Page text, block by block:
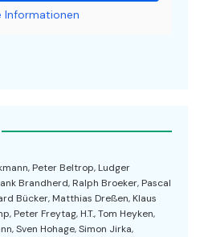
Informationen
Peter Beltrop, Ludger
Brandherd, Ralph Broeker, Pascal
Bücker, Matthias Dreßen, Klaus
Peter Freytag, H.T., Tom Heyken,
Sven Hohage, Simon Jirka,